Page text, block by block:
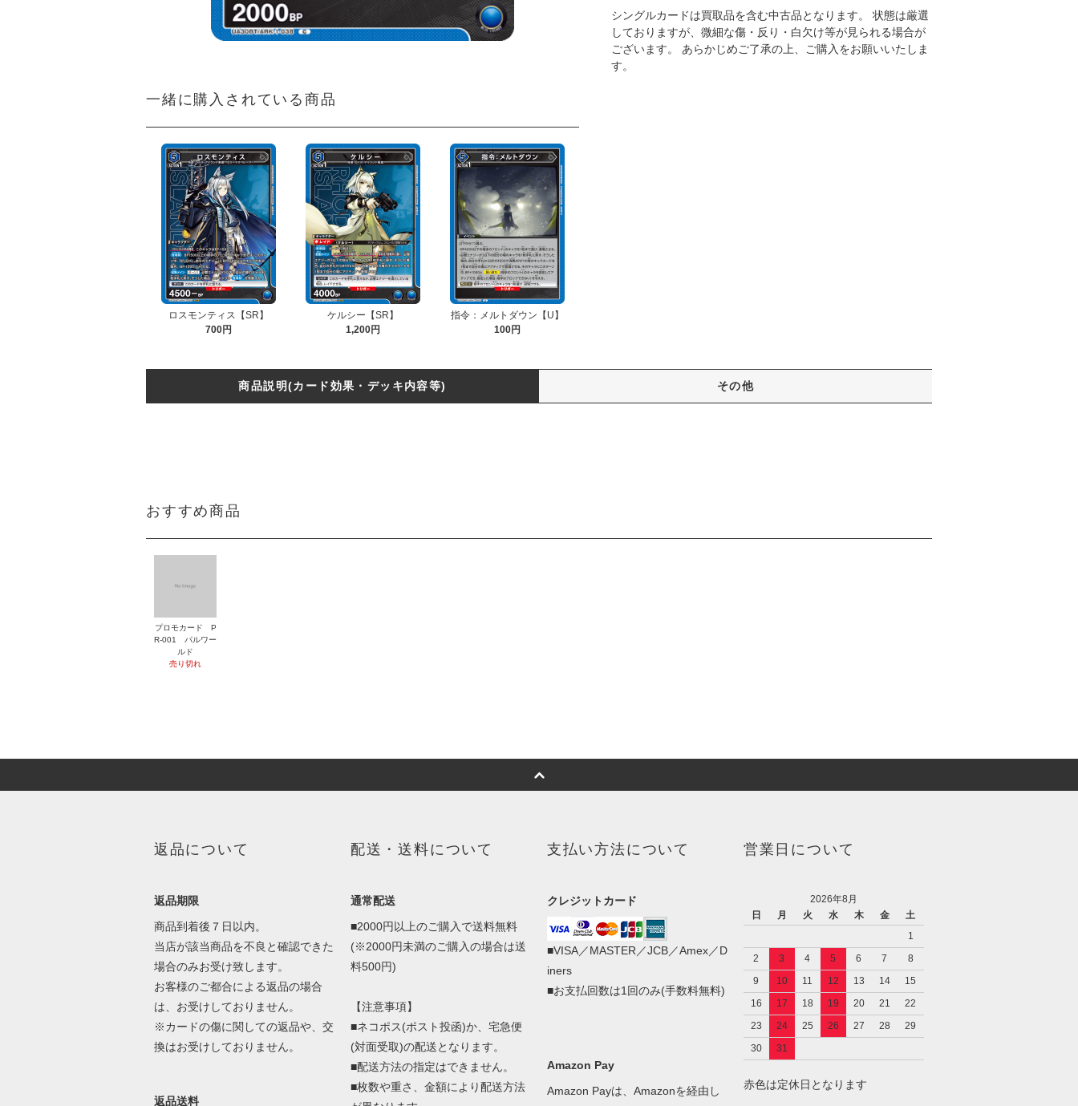
一緒に購入されている商品
ロスモンティス【SR】
700円
ケルシー【SR】
1,200円
指令：メルトダウン【U】
100円
シングルカードは買取品を含む中古品となります。 状態は厳選
しておりますが、微細な傷・反り・白欠け等が見られる場合が
ございます。 あらかじめご了承の上、ご購入をお願いいたしま
す。
商品説明(カード効果・デッキ内容等) その他
おすすめ商品
プロモカード P
R-001 パルワー
ルド
売り切れ
返品について
返品期限
商品到着後７日以内。
当店が該当商品を不良と確認できた
場合のみお受け致します。
お客様のご都合による返品の場合
は、お受けしておりません。
※カードの傷に関しての返品や、交
換はお受けしておりません。
返品送料
配送・送料について
通常配送
■2000円以上のご購入で送料無料
(※2000円未満のご購入の場合は送
料500円)
【注意事項】
■ネコポス(ポスト投函)か、宅急便
(対面受取)の配送となります。
■配送方法の指定はできません。
■枚数や重さ、金額により配送方法
支払い方法について
クレジットカード
■VISA／MASTER／JCB／Amex／D
iners
■お支払回数は1回のみ(手数料無料)
Amazon Pay
Amazon Payは、Amazonを経由し
営業日について
2026年8月
日
月 火 水 木 金
土
1
2
3 4 5 6 7
8
9
10 11 12 13 14
15
16
17 18 19 20 21
22
23
24 25 26 27 28
29
30
31
赤色は定休日となります